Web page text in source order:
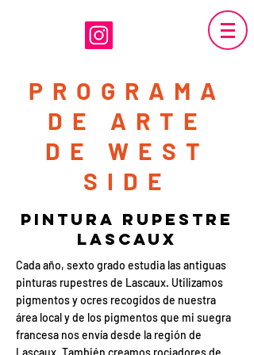
PROGRAMA
DE ARTE
DE WEST
SIDE
pintura rupestre
lascaux
Cada año, sexto grado estudia las antiguas
pinturas rupestres de Lascaux. Utilizamos
pigmentos y ocres recogidos de nuestra
área local y de los pigmentos que mi suegra
francesa nos envía desde la región de
Lascaux. También creamos rociadores de